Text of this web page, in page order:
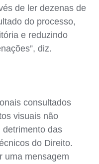
de ler dezenas de
do processo,
e reduzindo
diz.
consultados
visuais não
detrimento das
do Direito.
uma mensagem